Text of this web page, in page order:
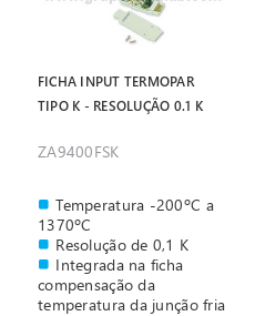
FICHA INPUT TERMOPAR
TIPO K - RESOLUÇÃO 0.1 K
ZA9400FSK
Temperatura -200ºC a
1370ºC
Resolução de 0,1 K
Integrada na ficha
compensação da
temperatura da junção fria